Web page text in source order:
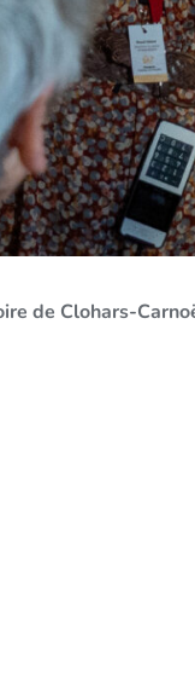
de Clohars-